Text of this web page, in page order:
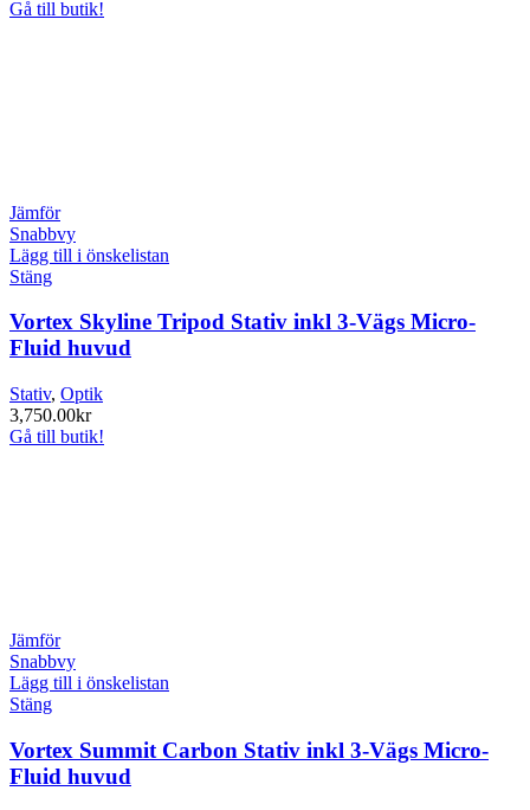
Gå till butik!
Jämför
Snabbvy
Lägg till i önskelistan
Stäng
Vortex Skyline Tripod Stativ inkl 3-Vägs Micro-
Fluid huvud
Stativ, Optik
3,750.00kr
Gå till butik!
Jämför
Snabbvy
Lägg till i önskelistan
Stäng
Vortex Summit Carbon Stativ inkl 3-Vägs Micro-
Fluid huvud